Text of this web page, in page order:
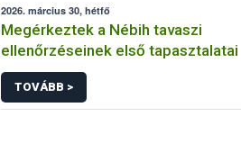
2026. március 30, hétfő
Megérkeztek a Nébih tavaszi
ellenőrzéseinek első tapasztalatai
TOVÁBB >